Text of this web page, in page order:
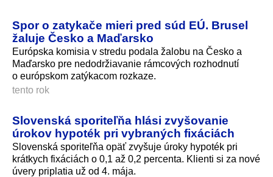
Spor o zatykače mieri pred súd EÚ. Brusel
žaluje Česko a Maďarsko
Európska komisia v stredu podala žalobu na Česko a
Maďarsko pre nedodržiavanie rámcových rozhodnutí
o európskom zatýkacom rozkaze.
tento rok
Slovenská sporiteľňa hlási zvyšovanie
úrokov hypoték pri vybraných fixáciách
Slovenská sporiteľňa opäť zvyšuje úroky hypoték pri
krátkych fixáciách o 0,1 až 0,2 percenta. Klienti si za nové
úvery priplatia už od 4. mája.